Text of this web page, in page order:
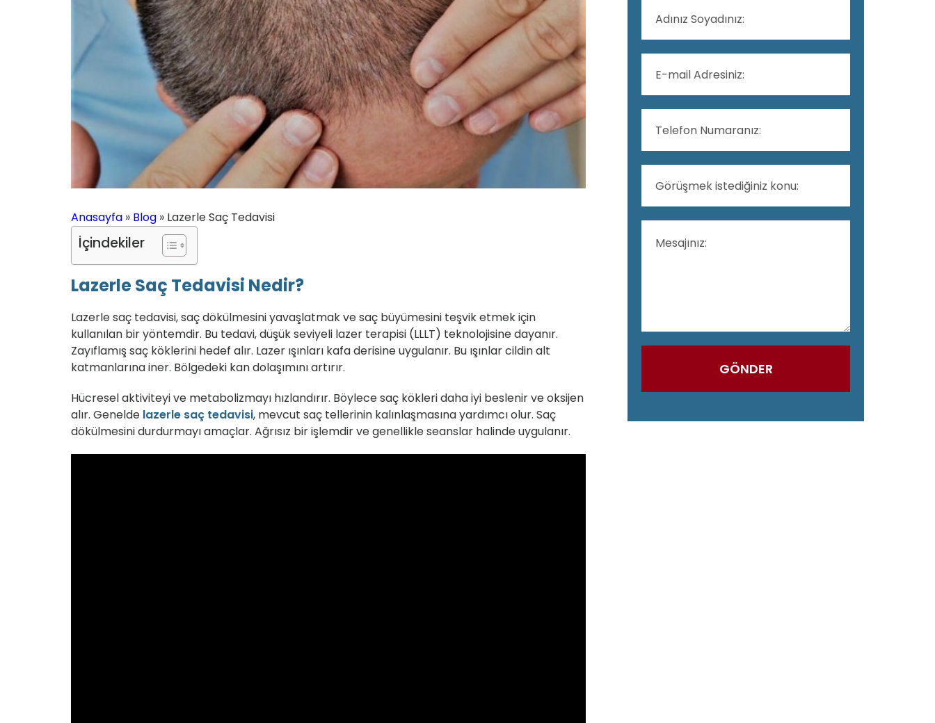
Anasayfa » Blog » Lazerle Saç Tedavisi
İçindekiler
Lazerle Saç Tedavisi Nedir?
Lazerle saç tedavisi, saç dökülmesini yavaşlatmak ve saç büyümesini teşvik etmek için
kullanılan bir yöntemdir. Bu tedavi, düşük seviyeli lazer terapisi (LLLT) teknolojisine dayanır.
Zayıflamış saç köklerini hedef alır. Lazer ışınları kafa derisine uygulanır. Bu ışınlar cildin alt
katmanlarına iner. Bölgedeki kan dolaşımını artırır.
Hücresel aktiviteyi ve metabolizmayı hızlandırır. Böylece saç kökleri daha iyi beslenir ve oksijen
alır. Genelde lazerle saç tedavisi, mevcut saç tellerinin kalınlaşmasına yardımcı olur. Saç
dökülmesini durdurmayı amaçlar. Ağrısız bir işlemdir ve genellikle seanslar halinde uygulanır.